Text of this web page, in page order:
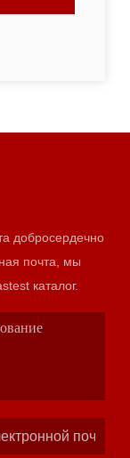
добросердечно
почта, мы
lastest каталог.